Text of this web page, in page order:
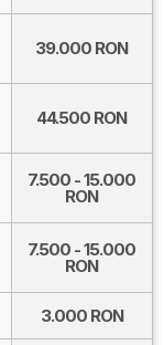
39.000 RON
44.500 RON
7.500 - 15.000
RON
7.500 - 15.000
RON
3.000 RON